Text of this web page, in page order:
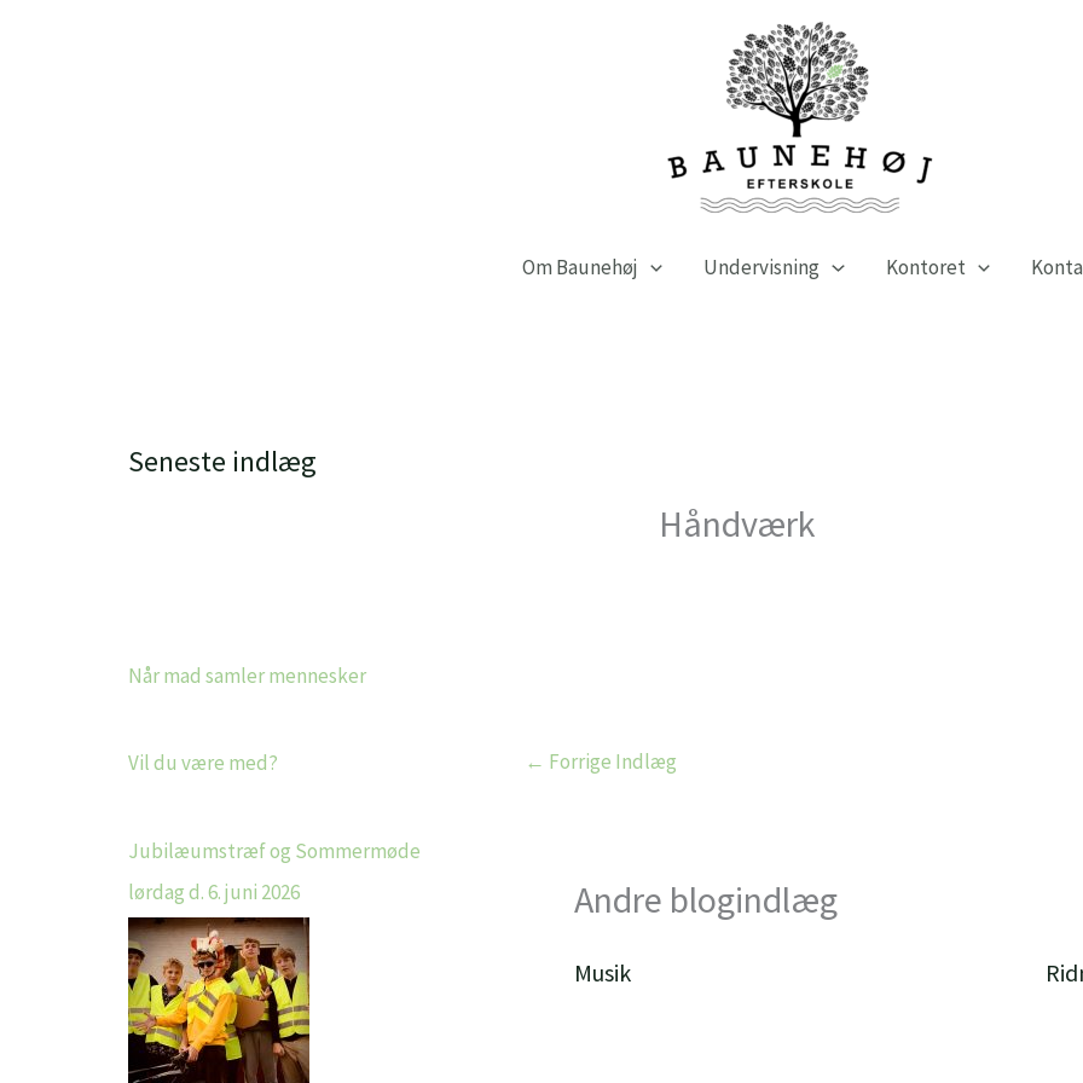
Om Baunehøj Undervisning Kontoret
Seneste indlæg
Når mad samler mennesker
Vil du være med?
Jubilæumstræf og Sommermøde
lørdag d. 6. juni 2026
Håndværk
← Forrige Indlæg
Andre blogindlæg
Musik